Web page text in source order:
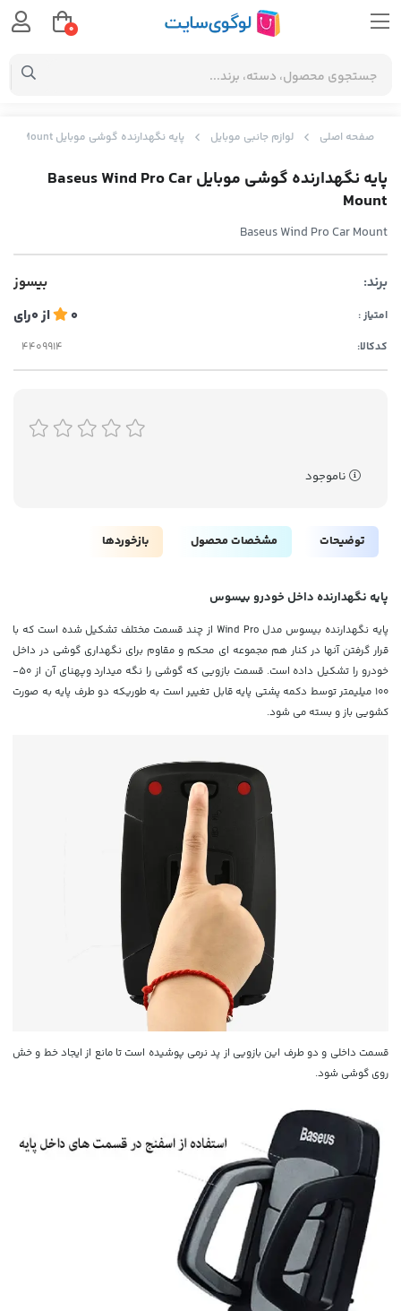
صفحه اصلی لوازم جانبی موبایل پایه نگهدارنده گوشی موبایل Baseus Wind Pro Car Mount
پایه نگهدارنده گوشی موبایل Baseus Wind Pro Car
Mount
Baseus Wind Pro Car Mount
برند: بیسوز
امتیاز : 0 از0رای
کدکالا:
ناموجود
توضیحات مشخصات محصول بازخوردها
پایه نگهدارنده داخل خودرو بیسوس
پایه نگهدارنده بیسوس مدل Wind Pro از چند قسمت مختلف تشکیل شده است که با
قرار گرفتن آنها در کنار هم مجموعه ای محکم و مقاوم برای نگهداری گوشی در داخل
خودرو را تشکیل داده است. قسمت بازویی که گوشی را نگه میدارد وپهنای آن از 50-
100 میلیمتر توسط دکمه پشتی پایه قابل تغییر است به طوریکه دو طرف پایه به صورت
کشویی باز و بسته می شود.
قسمت داخلی و دو طرف این بازویی از پد نرمی پوشیده است تا مانع از ایجاد خط و خش
روی گوشی شود.
0